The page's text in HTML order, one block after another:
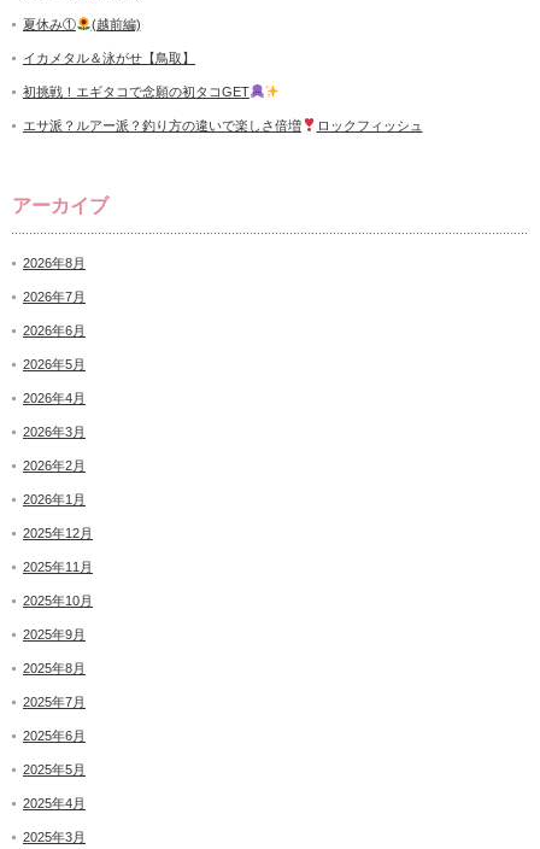
夏休み① (越前編)
イカメタル＆泳がせ【鳥取】
初挑戦！エギタコで念願の初タコGET
エサ派？ルアー派？釣り方の違いで楽しさ倍増 ロックフィッシュ
アーカイブ
2026年8月
2026年7月
2026年6月
2026年5月
2026年4月
2026年3月
2026年2月
2026年1月
2025年12月
2025年11月
2025年10月
2025年9月
2025年8月
2025年7月
2025年6月
2025年5月
2025年4月
2025年3月